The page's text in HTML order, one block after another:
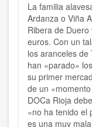
La familia
Ardanza o Viña
Ribera de
euros. Con un
los aranceles
han «parado»
su primer
de un
DOCa Rioja
«no ha tenido el
es una muy